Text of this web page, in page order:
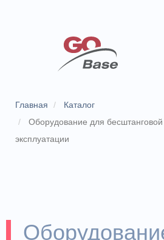
Главная
Каталог
Оборудование для
эксплуатации